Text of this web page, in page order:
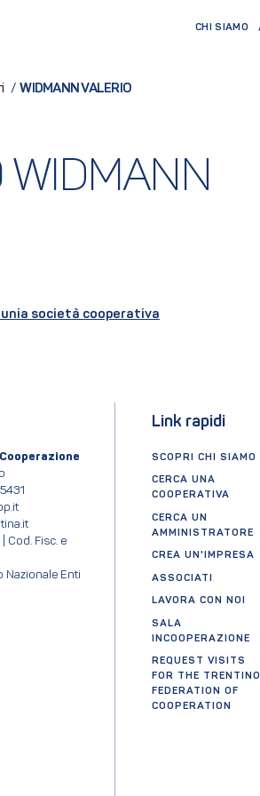
CHI SIAMO
/ WIDMANN VALERIO
WIDMANN
società cooperativa
Cod. Fisc. e
Enti
Link rapidi
SCOPRI CHI SIAMO
CERCA UNA
COOPERATIVA
CERCA UN
AMMINISTRATORE
CREA UN'IMPRESA
ASSOCIATI
LAVORA CON NOI
SALA
INCOOPERAZIONE
REQUEST VISITS
FOR THE TRENTINO
FEDERATION OF
COOPERATION